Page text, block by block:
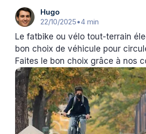
Hugo
22/10/2025•4 min
Le fatbike ou vélo tout-terrain
bon choix de véhicule pour
Faites le bon choix grâce à nos